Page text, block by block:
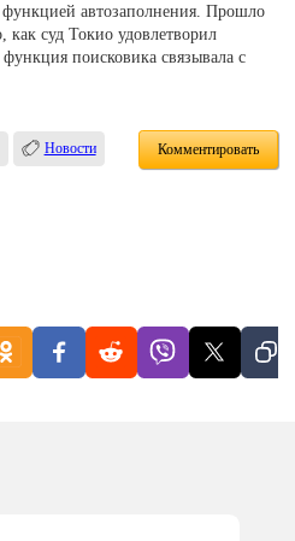
автозаполнения. Прошло
как суд Токио удовлетворил
функция поисковика связывала с
Новости Комментировать